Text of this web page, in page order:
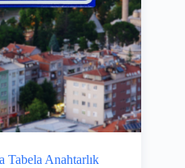
Tabela Anahtarlık